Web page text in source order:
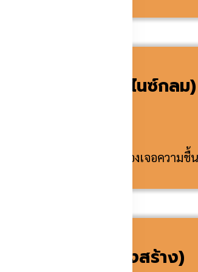
าไนซ์ (เหล็กกัลวาไนซ์กลม)
างประเภทและงานท่อที่ต้องเจอความชื้น
ลวาไนซ์ (งานโครงสร้าง)